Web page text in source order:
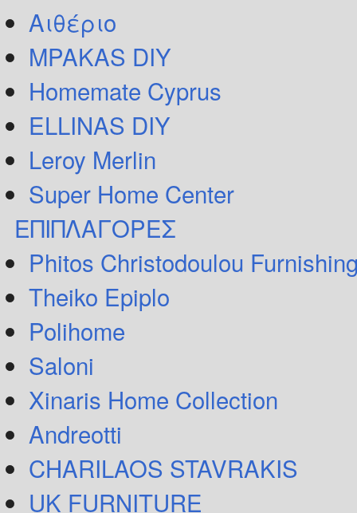
Αιθέριο
MPAKAS DIY
Homemate Cyprus
ELLINAS DIY
Leroy Merlin
Super Home Center
ΕΠΙΠΛΑΓΟΡΕΣ
Phitos Christodoulou
Theiko Epiplo
Polihome
Saloni
Xinaris Home Collection
Andreotti
CHARILAOS STAVRAKIS
UK FURNITURE